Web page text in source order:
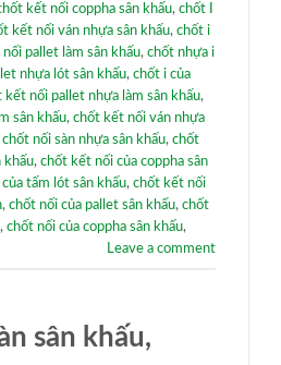
kết nối coppha sân khấu, chốt I
kết nối ván nhựa sân khấu, chốt i
pallet làm sân khấu, chốt nhựa i
nhựa lót sân khấu, chốt i của
kết nối pallet nhựa làm sân khấu,
sân khấu, chốt kết nối ván nhựa
chốt nối sàn nhựa sân khấu, chốt
khấu, chốt kết nối của coppha sân
tấm lót sân khấu, chốt kết nối
, chốt nối của pallet sân khấu, chốt
, chốt nối của coppha sân khấu,
Leave a comment
sân khấu,